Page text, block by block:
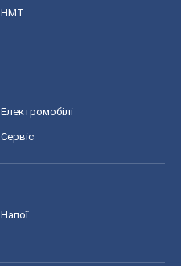
НМТ
Електромобілі
Сервіс
Напої